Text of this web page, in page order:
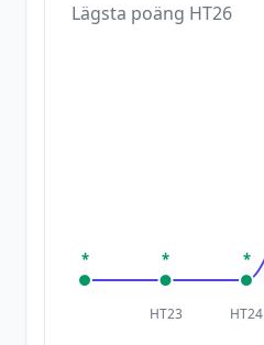
Lägsta poäng HT26
HT23 HT24
* * *